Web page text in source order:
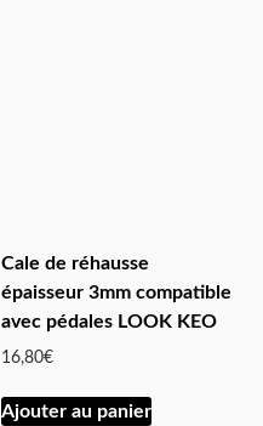
Cale de réhausse
épaisseur 3mm compatible
avec pédales LOOK KEO
16,80€
Ajouter au panier